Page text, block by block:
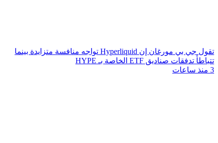
تقول جي بي مورغان إن Hyperliquid تواجه منافسة متزايدة بينما
تتباطأ تدفقات صناديق ETF الخاصة بـ HYPE
3 منذ ساعات